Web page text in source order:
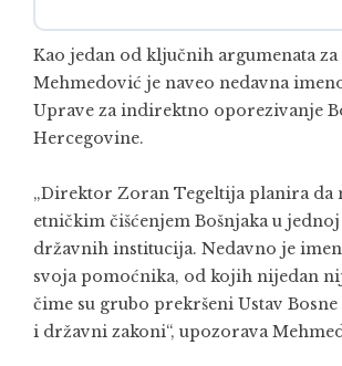
Kao jedan od ključnih argumenata
Mehmedović je naveo nedavna
Uprave za indirektno oporezivanje
Hercegovine.
„Direktor Zoran Tegeltija planira da
etničkim čišćenjem Bošnjaka u
državnih institucija. Nedavno je
svoja pomoćnika, od kojih nijedan
čime su grubo prekršeni Ustav
i državni zakoni“, upozorava